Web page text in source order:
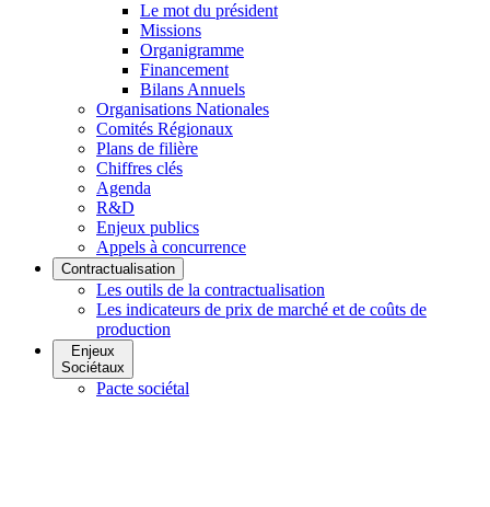
Le mot du président
Missions
Organigramme
Financement
Bilans Annuels
Organisations Nationales
Comités Régionaux
Plans de filière
Chiffres clés
Agenda
R&D
Enjeux publics
Appels à concurrence
Contractualisation
Les outils de la contractualisation
Les indicateurs de prix de marché et de coûts de
production
Enjeux
Sociétaux
Pacte sociétal